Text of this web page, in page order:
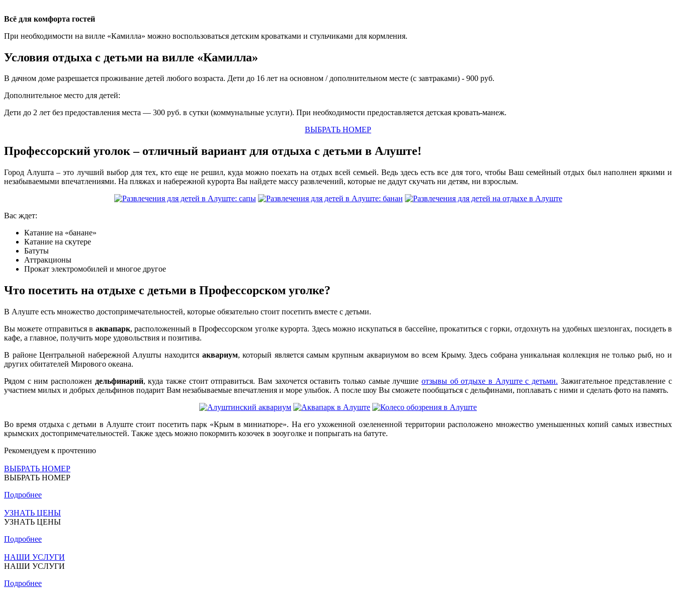
Всё для комфорта гостей
При необходимости на вилле «Камилла» можно воспользоваться детским кроватками и стульчиками для кормления.
Условия отдыха с детьми на вилле «Камилла»
В дачном доме разрешается проживание детей любого возраста. Дети до 16 лет на основном / дополнительном месте (с завтраками) - 900 руб.
Дополнительное место для детей:
Дети до 2 лет без предоставления места — 300 руб. в сутки (коммунальные услуги). При необходимости предоставляется детская кровать-манеж.
ВЫБРАТЬ НОМЕР
Профессорский уголок – отличный вариант для отдыха с детьми в Алуште!
Город Алушта – это лучший выбор для тех, кто еще не решил, куда можно поехать на отдых всей семьей. Ведь здесь есть все для того, чтобы Ваш семейный отдых был наполнен яркими и
незабываемыми впечатлениями. На пляжах и набережной курорта Вы найдете массу развлечений, которые не дадут скучать ни детям, ни взрослым.
Вас ждет:
Катание на «банане»
Катание на скутере
Батуты
Аттракционы
Прокат электромобилей и многое другое
Что посетить на отдыхе с детьми в Профессорском уголке?
В Алуште есть множество достопримечательностей, которые обязательно стоит посетить вместе с детьми.
Вы можете отправиться в аквапарк, расположенный в Профессорском уголке курорта. Здесь можно искупаться в бассейне, прокатиться с горки, отдохнуть на удобных шезлонгах, посидеть в
кафе, а главное, получить море удовольствия и позитива.
В районе Центральной набережной Алушты находится аквариум, который является самым крупным аквариумом во всем Крыму. Здесь собрана уникальная коллекция не только рыб, но и
других обитателей Мирового океана.
Рядом с ним расположен дельфинарий, куда также стоит отправиться. Вам захочется оставить только самые лучшиеотзывы об отдыхе в Алуште с детьми. Зажигательное представление с
участием милых и добрых дельфинов подарит Вам незабываемые впечатления и море улыбок. А после шоу Вы сможете пообщаться с дельфинами, поплавать с ними и сделать фото на память.
Во время отдыха с детьми в Алуште стоит посетить парк «Крым в миниатюре». На его ухоженной озелененной территории расположено множество уменьшенных копий самых известных
крымских достопримечательностей. Также здесь можно покормить козочек в зооуголке и попрыгать на батуте.
Рекомендуем к прочтению
ВЫБРАТЬ НОМЕР
ВЫБРАТЬ НОМЕР
Подробнее
УЗНАТЬ ЦЕНЫ
УЗНАТЬ ЦЕНЫ
Подробнее
НАШИ УСЛУГИ
НАШИ УСЛУГИ
Подробнее